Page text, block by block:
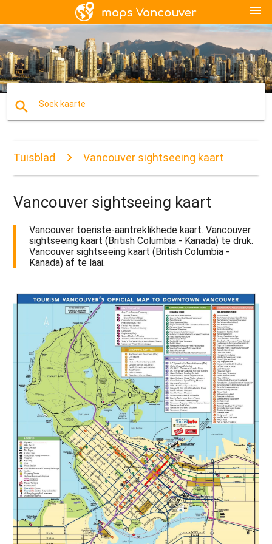
menu
search Soek kaarte
Tuisblad Vancouver sightseeing kaart
Vancouver sightseeing kaart
Vancouver toeriste-aantreklikhede kaart. Vancouver
sightseeing kaart (British Columbia - Kanada) te druk.
Vancouver sightseeing kaart (British Columbia -
Kanada) af te laai.